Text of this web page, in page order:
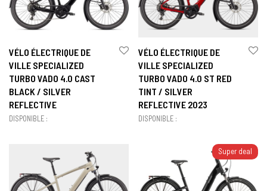
VÉLO ÉLECTRIQUE DE
VILLE SPECIALIZED
TURBO VADO 4.0 CAST
BLACK / SILVER
REFLECTIVE
DISPONIBLE :
VÉLO ÉLECTRIQUE DE
VILLE SPECIALIZED
TURBO VADO 4.0 ST RED
TINT / SILVER
REFLECTIVE 2023
DISPONIBLE :
Super deal